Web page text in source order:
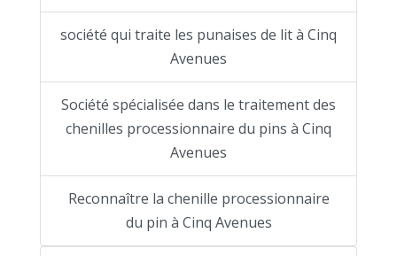
société qui traite les punaises de lit à Cinq
Avenues
Société spécialisée dans le traitement des
chenilles processionnaire du pins à Cinq
Avenues
Reconnaître la chenille processionnaire
du pin à Cinq Avenues